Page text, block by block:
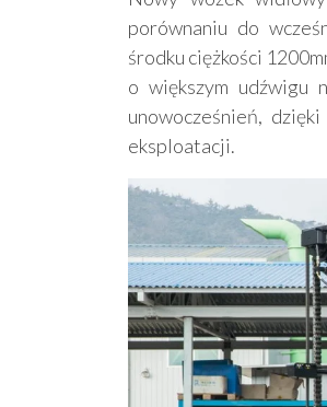
porównaniu do
środku ciężkości
o większym udźwigu
unowocześnień,
eksploatacji.